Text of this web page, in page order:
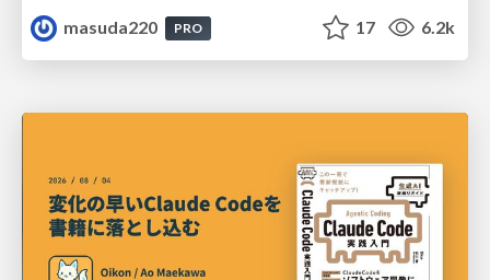
masuda220
PRO 17 6.2k